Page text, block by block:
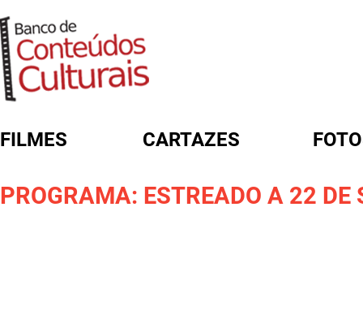
FILMES CARTAZES
PROGRAMA: ESTREADO A 22 DE
FORMULÁRIO DE BUSCA